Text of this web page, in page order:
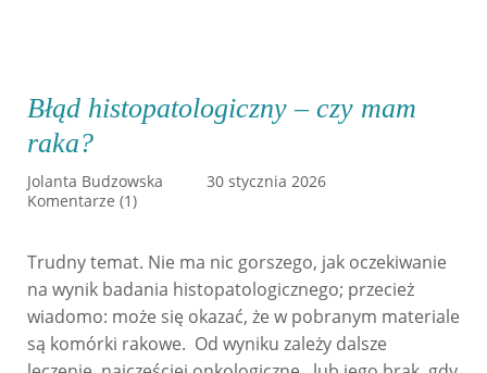
Błąd histopatologiczny – czy mam
raka?
Jolanta Budzowska
30 stycznia 2026
Komentarze (1)
Trudny temat. Nie ma nic gorszego, jak oczekiwanie
na wynik badania histopatologicznego; przecież
wiadomo: może się okazać, że w pobranym materiale
są komórki rakowe. Od wyniku zależy dalsze